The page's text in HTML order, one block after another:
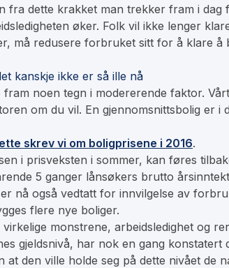
fra dette krakket man trekker fram i
øker. Folk vil ikke lenger
må redusere forbruket sitt for å klare
kanskje ikke er så ille nå
noen tegn i modererende faktor.
om du vil. En gjennomsnittsbolig er
skrev vi om boligprisene i 2016.
i prisveksten i sommer, kan føres
5 ganger lånsøkers brutto
nå også vedtatt for innvilgelse av
flere nye boliger.
virkelige monstrene, arbeidsledighet og
gjeldsnivå, har nok en gang konstatert
at den ville holde seg på dette nivået de